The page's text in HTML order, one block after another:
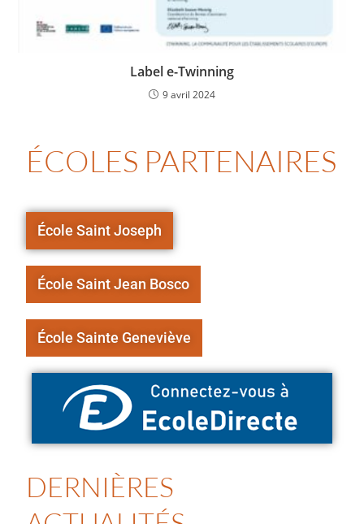
Label e-Twinning
9 avril 2024
ÉCOLES PARTENAIRES
École Saint Joseph
École Saint Jean Bosco
École Sainte Geneviève
DERNIÈRES